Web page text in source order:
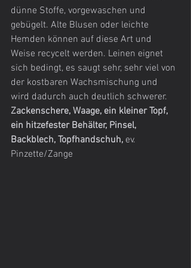
dünne Stoffe, vorgewaschen und
gebügelt. Alte Blusen oder leichte
Hemden können auf diese Art und
Weise recycelt werden. Leinen eignet
sich bedingt, es saugt sehr, sehr viel von
der kostbaren Wachsmischung und
wird dadurch auch deutlich schwerer.
Zackenschere, Waage, ein kleiner Topf,
ein hitzefester Behälter, Pinsel,
Backblech, Topfhandschuh, ev.
Pinzette/Zange